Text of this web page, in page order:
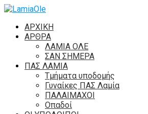
ΑΡΧΙΚΗ
ΑΡΘΡΑ
ΛΑΜΙΑ ΟΛΕ
ΣΑΝ ΣΗΜΕΡΑ
ΠΑΣ ΛΑΜΙΑ
Τμήματα υποδομής
Γυναίκες ΠΑΣ Λαμία
ΠΑΛΑΙΜΑΧΟΙ
Οπαδοί